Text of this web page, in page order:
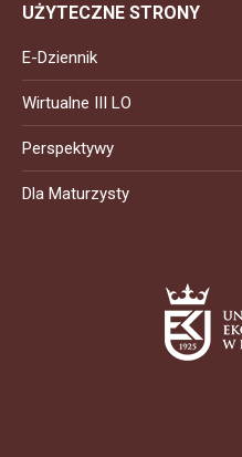
UŻYTECZNE STRONY
E-Dziennik
Wirtualne III LO
Perspektywy
Dla Maturzysty